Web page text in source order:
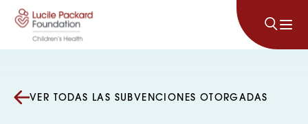
Saltar al contenido
VER TODAS LAS SUBVENCIONES OTORGADAS